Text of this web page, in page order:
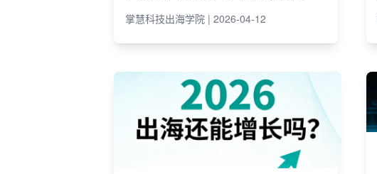
掌慧科技出海学院 | 2026-04-12